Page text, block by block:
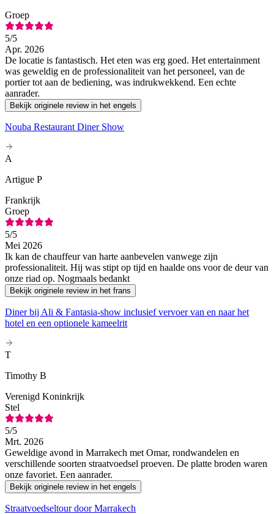
Groep
5/5
Apr. 2026
De locatie is fantastisch. Het eten was erg goed. Het entertainment
was geweldig en de professionaliteit van het personeel, van de
portier tot aan de bediening, was indrukwekkend. Een echte
aanrader.
Bekijk originele review in het engels
Nouba Restaurant Diner Show
A
Artigue P
Frankrijk
Groep
5/5
Mei 2026
Ik kan de chauffeur van harte aanbevelen vanwege zijn
professionaliteit. Hij was stipt op tijd en haalde ons voor de deur van
onze riad op. Nogmaals bedankt
Bekijk originele review in het frans
Diner bij Ali & Fantasia-show inclusief vervoer van en naar het
hotel en een optionele kameelrit
T
Timothy B
Verenigd Koninkrijk
Stel
5/5
Mrt. 2026
Geweldige avond in Marrakech met Omar, rondwandelen en
verschillende soorten straatvoedsel proeven. De platte broden waren
onze favoriet. Een aanrader.
Bekijk originele review in het engels
Straatvoedseltour door Marrakech